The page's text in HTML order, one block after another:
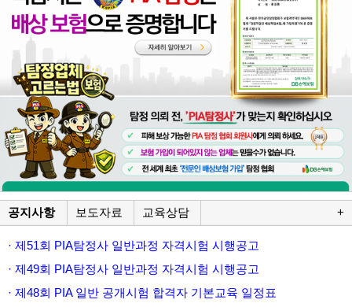
공지사항 보도자료 교육상담 +
· 제51회 PIA탐정사 일반과정 자격시험 시행공고
· 제49회 PIA탐정사 일반과정 자격시험 시행공고
· 제48회 PIA 일반 공개시험 합격자 기본교육 일정표